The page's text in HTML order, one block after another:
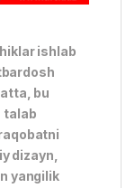
ishlab
bu
talab
dizayn,
yangilik